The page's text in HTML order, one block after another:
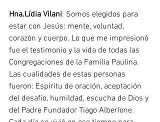
Hna.Lídia Vilani: Somos elegidos para
estar con Jesús: mente, voluntad,
corazón y cuerpo. Lo que me impresionó
fue el testimonio y la vida de todas las
Congregaciones de la Familia Paulina.
Las cualidades de estas personas
fueron: Espíritu de oración, aceptación
del desafío, humildad, escucha de Dios y
del Padre Fundador Tiago Alberione.